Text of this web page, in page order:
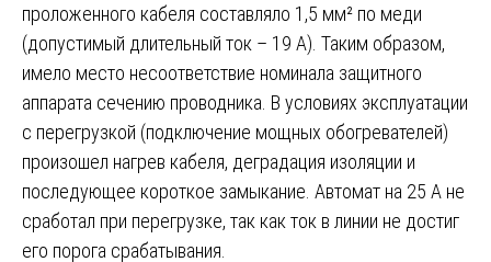
проложенного кабеля составляло 1,5 мм² по меди
(допустимый длительный ток – 19 А). Таким образом,
имело место несоответствие номинала защитного
аппарата сечению проводника. В условиях эксплуатации
с перегрузкой (подключение мощных обогревателей)
произошел нагрев кабеля, деградация изоляции и
последующее короткое замыкание. Автомат на 25 А не
сработал при перегрузке, так как ток в линии не достиг
его порога срабатывания.